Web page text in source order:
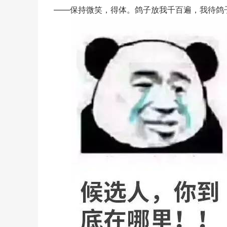
——保持微笑，得体。鸽子放我千百遍，我待鸽